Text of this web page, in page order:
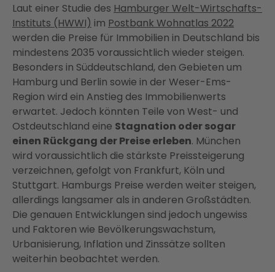
Laut einer Studie des Hamburger Welt-Wirtschafts-
Instituts (HWWI) im Postbank Wohnatlas 2022
werden die Preise für Immobilien in Deutschland bis
mindestens 2035 voraussichtlich wieder steigen.
Besonders in Süddeutschland, den Gebieten um
Hamburg und Berlin sowie in der Weser-Ems-
Region wird ein Anstieg des Immobilienwerts
erwartet. Jedoch könnten Teile von West- und
Ostdeutschland eine Stagnation oder sogar
einen Rückgang der Preise erleben. München
wird voraussichtlich die stärkste Preissteigerung
verzeichnen, gefolgt von Frankfurt, Köln und
Stuttgart. Hamburgs Preise werden weiter steigen,
allerdings langsamer als in anderen Großstädten.
Die genauen Entwicklungen sind jedoch ungewiss
und Faktoren wie Bevölkerungswachstum,
Urbanisierung, Inflation und Zinssätze sollten
weiterhin beobachtet werden.